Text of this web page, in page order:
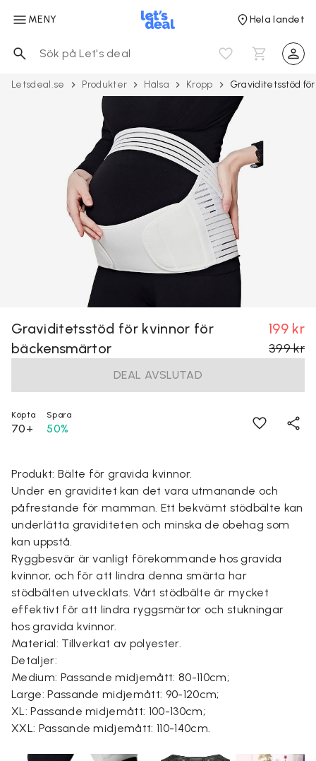
MENY Hela landet
Letsdeal.se Produkter Hälsa Kropp
Graviditetsstöd för kvinnor för
bäckensmärtor
199 kr
399 kr
DEAL AVSLUTAD
Köpta
70+
Spara
50%
Produkt: Bälte för gravida kvinnor.
Under en graviditet kan det vara utmanande och
påfrestande för mamman. Ett bekvämt stödbälte kan
underlätta graviditeten och minska de obehag som
kan uppstå.
Ryggbesvär är vanligt förekommande hos gravida
kvinnor, och för att lindra denna smärta har
stödbälten utvecklats. Vårt stödbälte är mycket
effektivt för att lindra ryggsmärtor och stukningar
hos gravida kvinnor.
Material: Tillverkat av polyester.
Detaljer:
Medium: Passande midjemått: 80-110cm;
Large: Passande midjemått: 90-120cm;
XL: Passande midjemått: 100-130cm;
XXL: Passande midjemått: 110-140cm.